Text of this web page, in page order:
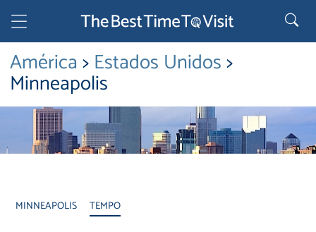
América>Estados Unidos>
Minneapolis
MINNEAPOLIS TEMPO